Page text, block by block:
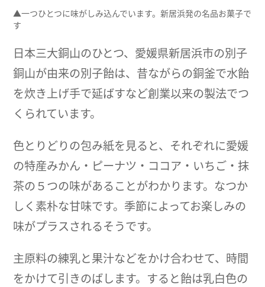
▲一つひとつに味がしみ込んでいます。新居浜発の名品お菓子で
す
日本三大銅山のひとつ、愛媛県新居浜市の別子
銅山が由来の別子飴は、昔ながらの銅釜で水飴
を炊き上げ手で延ばすなど創業以来の製法でつ
くられています。
色とりどりの包み紙を見ると、それぞれに愛媛
の特産みかん・ピーナツ・ココア・いちご・抹
茶の５つの味があることがわかります。なつか
しく素朴な甘味です。季節によってお楽しみの
味がプラスされるそうです。
主原料の練乳と果汁などをかけ合わせて、時間
をかけて引きのばします。すると飴は乳白色の